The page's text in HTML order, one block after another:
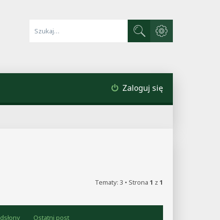
Szukaj
Wyszukiwanie
Zaloguj się
Tematy: 3 • Strona 1 z 1
Ostatni post